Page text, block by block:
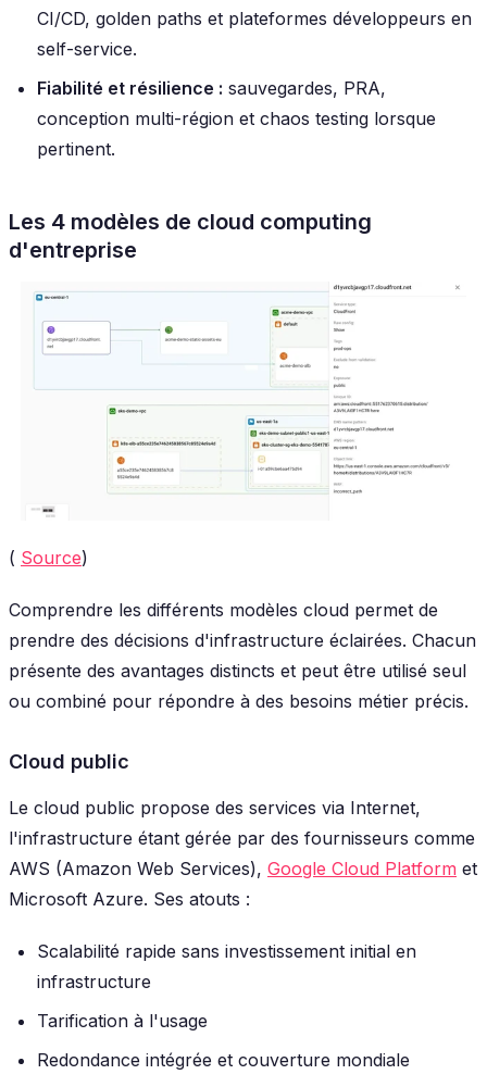
CI/CD, golden paths et plateformes développeurs en
self-service.
Fiabilité et résilience : sauvegardes, PRA,
conception multi-région et chaos testing lorsque
pertinent.
Les 4 modèles de cloud computing
d'entreprise
( Source)
Comprendre les différents modèles cloud permet de
prendre des décisions d'infrastructure éclairées. Chacun
présente des avantages distincts et peut être utilisé seul
ou combiné pour répondre à des besoins métier précis.
Cloud public
Le cloud public propose des services via Internet,
l'infrastructure étant gérée par des fournisseurs comme
AWS (Amazon Web Services), Google Cloud Platform et
Microsoft Azure. Ses atouts :
Scalabilité rapide sans investissement initial en
infrastructure
Tarification à l'usage
Redondance intégrée et couverture mondiale